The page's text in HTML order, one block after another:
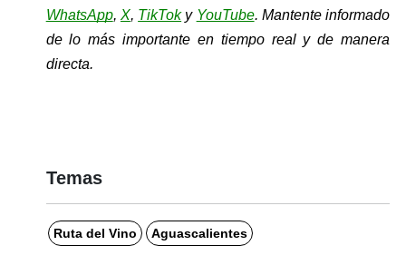
WhatsApp, X, TikTok y YouTube. Mantente informado
de lo más importante en tiempo real y de manera
directa.
Temas
Ruta del Vino Aguascalientes